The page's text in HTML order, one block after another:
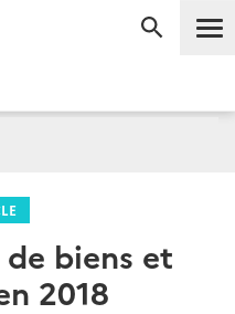
de biens et
2018